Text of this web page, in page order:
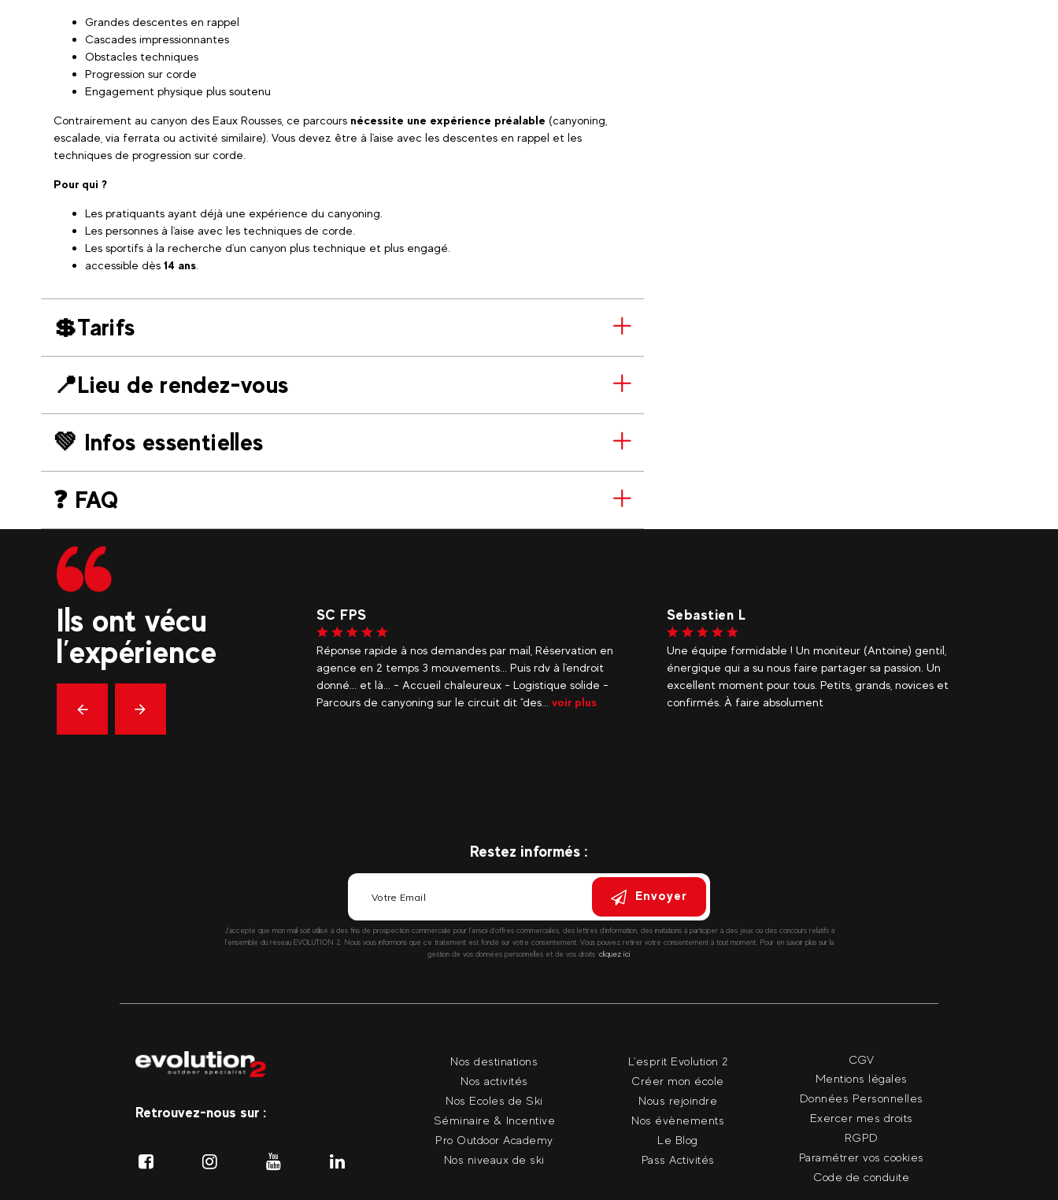
Grandes descentes en rappel
Cascades impressionnantes
Obstacles techniques
Progression sur corde
Engagement physique plus soutenu
Contrairement au canyon des Eaux Rousses, ce parcours nécessite une expérience préalable (canyoning,
escalade, via ferrata ou activité similaire). Vous devez être à l'aise avec les descentes en rappel et les
techniques de progression sur corde.
Pour qui ?
Les pratiquants ayant déjà une expérience du canyoning.
Les personnes à l'aise avec les techniques de corde.
Les sportifs à la recherche d'un canyon plus technique et plus engagé.
accessible dès 14 ans
💲Tarifs
📍Lieu de rendez-vous
💚 Infos essentielles
❓ FAQ
Ils ont vécu
l’expérience
Précédent
En
incroyable ! Nous avons fait une descente
en canyoning en famille et tout était parfait. Un
merci à notre guide Antoine : extraordinaire ! Très
sécurisant, mais aussi super...
SC FPS
Réponse rapide à nos demandes par mail, Réservation en
agence en 2 temps 3 mouvements... Puis rdv à l'endroit
donné... et là... - Accueil chaleureux - Logistique solide -
Parcours de canyoning sur le circuit dit "des... voir plus
Sebastien L
Une équipe formidable ! Un moniteur (Antoine) gentil,
énergique qui a su nous faire partager sa passion. Un
excellent moment pour tous. Petits, grands, novices et
confirmés. À faire absolument
Restez informés :
Envoyer
J’accepte que mon mail soit utilisé à des fins de prospection commerciale pour l’envoi d’offres commerciales, des lettres d’information, des invitations à participer à des jeux ou des concours relatifs à
l’ensemble du réseau EVOLUTION 2. Nous vous informons que ce traitement est fondé sur votre consentement. Vous pouvez retirer votre consentement à tout moment. Pour en savoir plus sur la
gestion de vos données personnelles et de vos droits :cliquez ici
Retrouvez-nous sur :
Nos destinations
Nos activités
Nos Ecoles de Ski
Séminaire & Incentive
Pro Outdoor Academy
Nos niveaux de ski
L'esprit Evolution 2
Créer mon école
Nous rejoindre
Nos évènements
Le Blog
Pass Activités
CGV
Mentions légales
Données Personnelles
Exercer mes droits
RGPD
Paramétrer vos cookies
Code de conduite